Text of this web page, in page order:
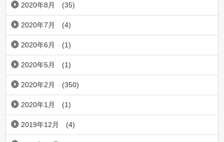
2020年8月 (35)
2020年7月 (4)
2020年6月 (1)
2020年5月 (1)
2020年2月 (350)
2020年1月 (1)
2019年12月 (4)